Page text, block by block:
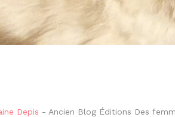
Depis - Ancien Blog Éditions Des